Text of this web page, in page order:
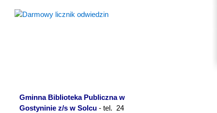
Gminna Biblioteka Publiczna w
Gostyninie z/s w Solcu - tel. 24